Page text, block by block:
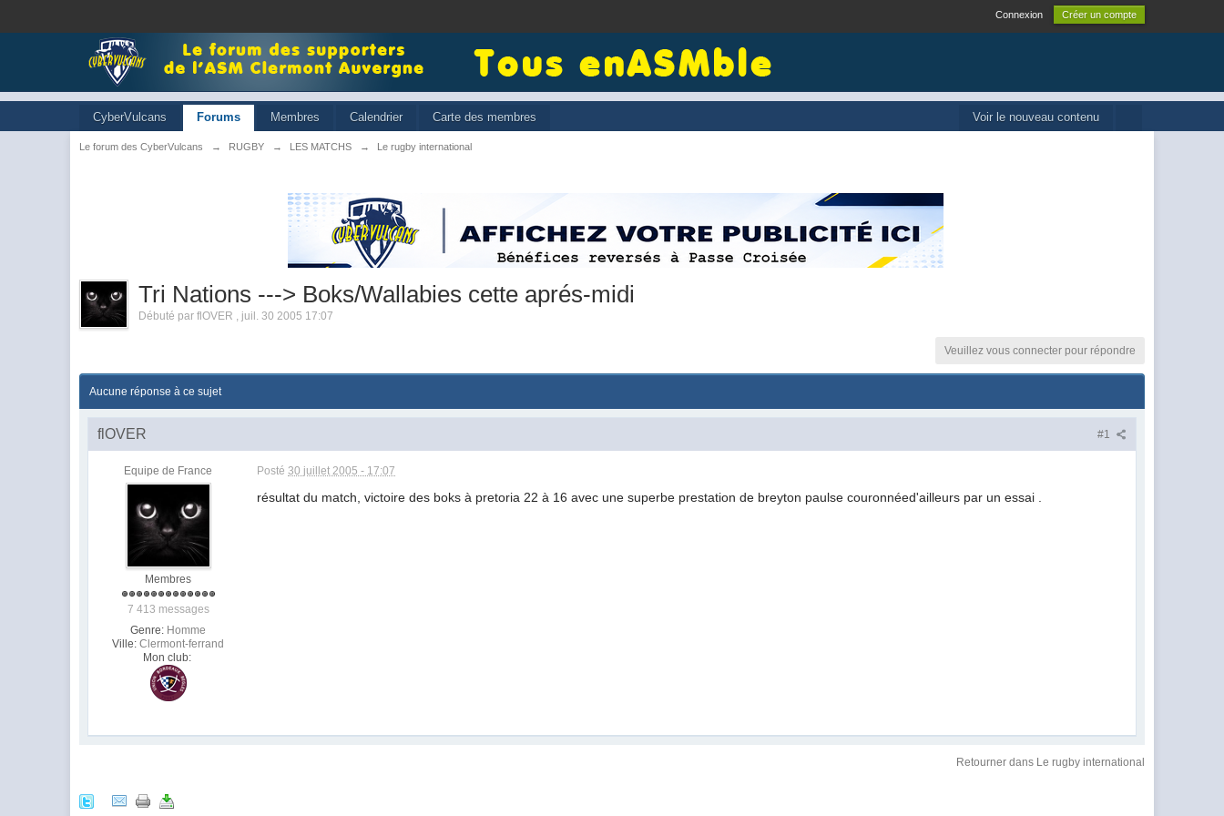
Connexion Créer un compte
Voir le nouveau contenu
CyberVulcans Forums Membres Calendrier Carte des membres
Le forum des CyberVulcans → RUGBY → LES MATCHS → Le rugby international
Tri Nations ---> Boks/Wallabies cette aprés-midi
Débuté parflOVER , juil. 30 2005 17:07
Veuillez vous connecter pour répondre
Aucune réponse à ce sujet
#1
flOVER
Equipe de France
Membres
7 413 messages
Genre: Homme
Ville: Clermont-ferrand
Mon club:
Posté30 juillet 2005 - 17:07
résultat du match, victoire des boks à pretoria 22 à 16 avec une superbe prestation de breyton paulse couronnéed'ailleurs par un essai .
Retourner dans Le rugby international